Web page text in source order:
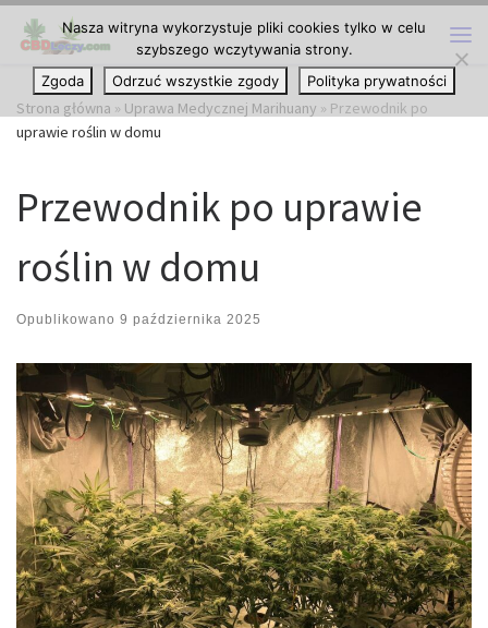
Przejdź do treści
Strona główna » Uprawa Medycznej Marihuany » Przewodnik po
uprawie roślin w domu
Przewodnik po uprawie
roślin w domu
Opublikowano 9 października 2025
Nasza witryna wykorzystuje pliki cookies tylko w celu
szybszego wczytywania strony.
Zgoda
Odrzuć wszystkie zgody Polityka prywatności